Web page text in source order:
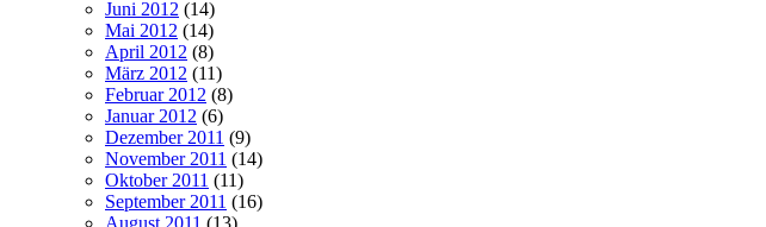
Juni 2012 (14)
Mai 2012 (14)
April 2012 (8)
März 2012 (11)
Februar 2012 (8)
Januar 2012 (6)
Dezember 2011 (9)
November 2011 (14)
Oktober 2011 (11)
September 2011 (16)
August 2011 (13)